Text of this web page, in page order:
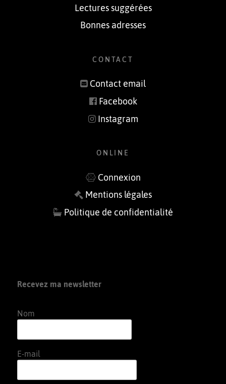
Lectures suggérées
Bonnes adresses
CONTACT
Contact email
Facebook
Instagram
ONLINE
Connexion
Mentions légales
Politique de confidentialité
Recevez ma newsletter
Nom
E-mail